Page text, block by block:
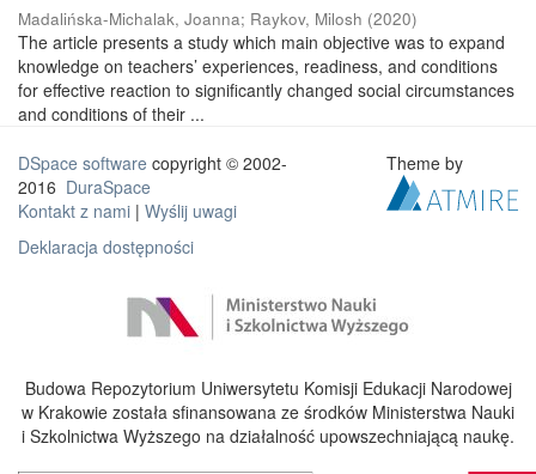
Madalińska-Michalak, Joanna; Raykov, Milosh (2020)
The article presents a study which main objective was to expand
knowledge on teachers’ experiences, readiness, and conditions
for effective reaction to significantly changed social circumstances
and conditions of their ...
DSpace software copyright © 2002-
2016 DuraSpace
Kontakt z nami | Wyślij uwagi
Deklaracja dostępności
Theme by
Budowa Repozytorium Uniwersytetu Komisji Edukacji Narodowej
w Krakowie została sfinansowana ze środków Ministerstwa Nauki
i Szkolnictwa Wyższego na działalność upowszechniającą naukę.